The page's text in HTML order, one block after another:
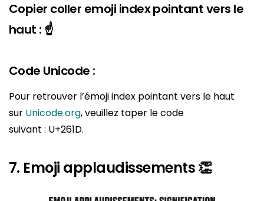
Copier coller emoji index pointant vers le
haut : ☝️
Code Unicode :
Pour retrouver l’émoji index pointant vers le haut
sur Unicode.org, veuillez taper le code
suivant : U+261D.
7. Emoji applaudissements 👏